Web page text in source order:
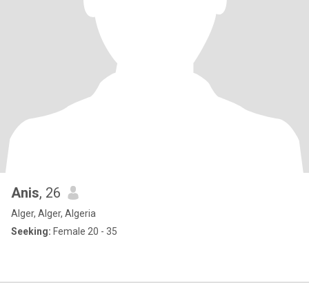
Anis, 26
Alger, Alger, Algeria
Seeking: Female 20 - 35